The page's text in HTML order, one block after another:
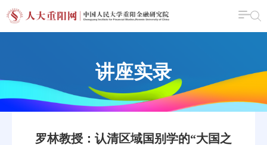
讲座实录
罗林教授：认清区域国别学的“大国之